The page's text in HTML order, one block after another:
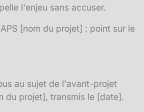
l'enjeu sans accuser.
[nom du projet] : point sur le
au sujet de l'avant-projet
du projet], transmis le [date].